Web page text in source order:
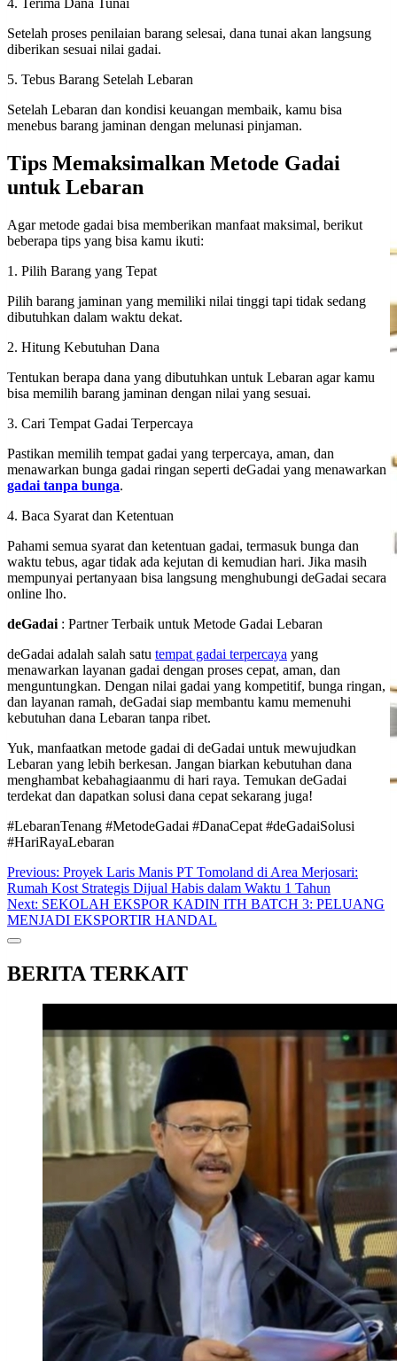
4. Terima Dana Tunai
Setelah proses penilaian barang selesai, dana tunai akan langsung
diberikan sesuai nilai gadai.
5. Tebus Barang Setelah Lebaran
Setelah Lebaran dan kondisi keuangan membaik, kamu bisa
menebus barang jaminan dengan melunasi pinjaman.
Tips Memaksimalkan Metode Gadai
untuk Lebaran
Agar metode gadai bisa memberikan manfaat maksimal, berikut
beberapa tips yang bisa kamu ikuti:
1. Pilih Barang yang Tepat
Pilih barang jaminan yang memiliki nilai tinggi tapi tidak sedang
dibutuhkan dalam waktu dekat.
2. Hitung Kebutuhan Dana
Tentukan berapa dana yang dibutuhkan untuk Lebaran agar kamu
bisa memilih barang jaminan dengan nilai yang sesuai.
3. Cari Tempat Gadai Terpercaya
Pastikan memilih tempat gadai yang terpercaya, aman, dan
menawarkan bunga gadai ringan seperti deGadai yang menawarkan
gadai tanpa bunga.
4. Baca Syarat dan Ketentuan
Pahami semua syarat dan ketentuan gadai, termasuk bunga dan
waktu tebus, agar tidak ada kejutan di kemudian hari. Jika masih
mempunyai pertanyaan bisa langsung menghubungi deGadai secara
online lho.
deGadai : Partner Terbaik untuk Metode Gadai Lebaran
deGadai adalah salah satu tempat gadai terpercaya yang
menawarkan layanan gadai dengan proses cepat, aman, dan
menguntungkan. Dengan nilai gadai yang kompetitif, bunga ringan,
dan layanan ramah, deGadai siap membantu kamu memenuhi
kebutuhan dana Lebaran tanpa ribet.
Yuk, manfaatkan metode gadai di deGadai untuk mewujudkan
Lebaran yang lebih berkesan. Jangan biarkan kebutuhan dana
menghambat kebahagiaanmu di hari raya. Temukan deGadai
terdekat dan dapatkan solusi dana cepat sekarang juga!
#LebaranTenang #MetodeGadai #DanaCepat #deGadaiSolusi
#HariRayaLebaran
Post
navigation
Previous: Proyek Laris Manis PT Tomoland di Area Merjosari:
Rumah Kost Strategis Dijual Habis dalam Waktu 1 Tahun
Next: SEKOLAH EKSPOR KADIN ITH BATCH 3: PELUANG
MENJADI EKSPORTIR HANDAL
BERITA TERKAIT